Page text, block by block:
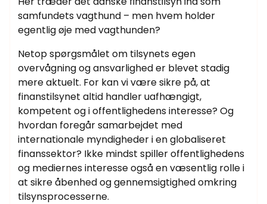
samfundets vagthund – men hvem holder
egentlig øje med vagthunden?
Netop spørgsmålet om tilsynets egen
overvågning og ansvarlighed er blevet stadig
mere aktuelt. For kan vi være sikre på, at
finanstilsynet altid handler uafhængigt,
kompetent og i offentlighedens interesse? Og
hvordan foregår samarbejdet med
internationale myndigheder i en globaliseret
finanssektor? Ikke mindst spiller offentlighedens
og mediernes interesse også en væsentlig rolle i
at sikre åbenhed og gennemsigtighed omkring
tilsynsprocesserne.